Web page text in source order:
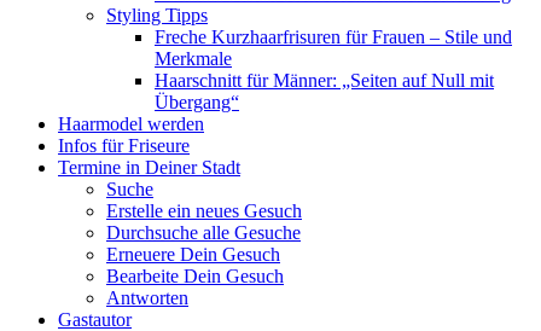
Styling Tipps
Freche Kurzhaarfrisuren für Frauen – Stile und
Merkmale
Haarschnitt für Männer: „Seiten auf Null mit
Übergang“
Haarmodel werden
Infos für Friseure
Termine in Deiner Stadt
Suche
Erstelle ein neues Gesuch
Durchsuche alle Gesuche
Erneuere Dein Gesuch
Bearbeite Dein Gesuch
Antworten
Gastautor